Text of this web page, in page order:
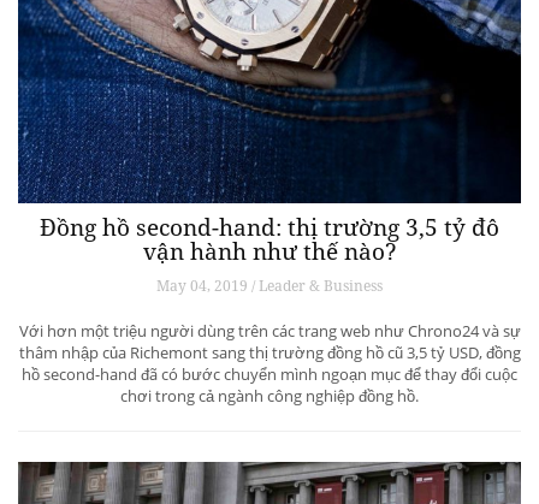
Đồng hồ second-hand: thị trường 3,5 tỷ đô
vận hành như thế nào?
May 04, 2019 / Leader & Business
Với hơn một triệu người dùng trên các trang web như Chrono24 và sự
thâm nhập của Richemont sang thị trường đồng hồ cũ 3,5 tỷ USD, đồng
hồ second-hand đã có bước chuyển mình ngoạn mục để thay đổi cuộc
chơi trong cả ngành công nghiệp đồng hồ.